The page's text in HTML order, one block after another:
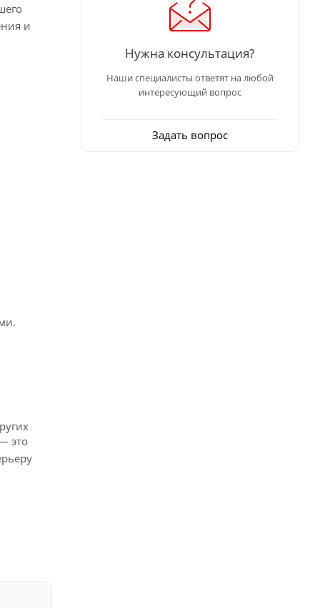
и
это
Нужна консультация?
Наши специалисты ответят на любой
интересующий вопрос
Задать вопрос